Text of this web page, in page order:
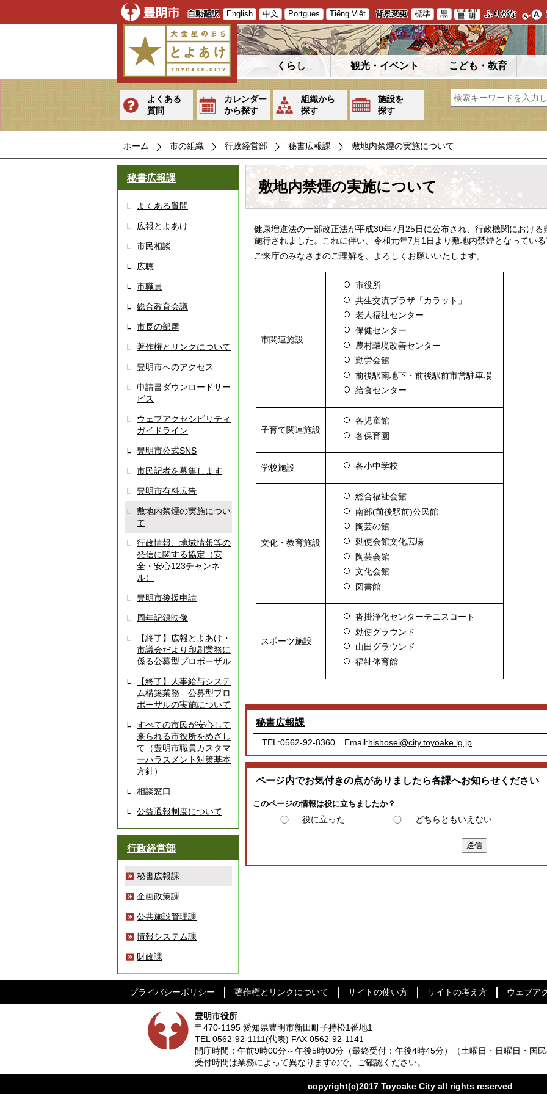
自動翻訳 English 中文 Portgues Tiếng Việt 背景変更 標準 黒 ふりがな
くらし 観光・イベント こども・教育
よくある
質問
カレンダー
から探す
組織から
探す
施設を
探す
ホーム 市の組織 行政経営部 秘書広報課 敷地内禁煙の実施について
秘書広報課
よくある質問
広報とよあけ
市民相談
広聴
市職員
総合教育会議
市長の部屋
著作権とリンクについて
豊明市へのアクセス
申請書ダウンロードサー
ビス
ウェブアクセシビリティ
ガイドライン
豊明市公式SNS
市民記者を募集します
豊明市有料広告
敷地内禁煙の実施につい
て
行政情報、地域情報等の
発信に関する協定（安
全・安心123チャンネ
ル）
豊明市後援申請
周年記録映像
【終了】広報とよあけ・
市議会だより印刷業務に
係る公募型プロポーザル
【終了】人事給与システ
ム構築業務 公募型プロ
ポーザルの実施について
すべての市民が安心して
来られる市役所をめざし
て（豊明市職員カスタマ
ーハラスメント対策基本
方針）
相談窓口
公益通報制度について
行政経営部
秘書広報課
企画政策課
公共施設管理課
情報システム課
財政課
敷地内禁煙の実施について
健康増進法の一部改正法が平成30年7月25日に公布され、行政機関におけ
施行されました。これに伴い、令和元年7月1日より敷地内禁煙となってい
ご来庁のみなさまのご理解を、よろしくお願いいたします。
市関連施設
市役所
共生交流プラザ「カラット」
老人福祉センター
保健センター
農村環境改善センター
勤労会館
前後駅南地下・前後駅前市営駐車場
給食センター
子育て関連施設
各児童館
各保育園
学校施設 各小中学校
文化・教育施設
総合福祉会館
南部(前後駅前)公民館
陶芸の館
勅使会館文化広場
陶芸会館
文化会館
図書館
スポーツ施設
沓掛浄化センターテニスコート
勅使グラウンド
山田グラウンド
福祉体育館
秘書広報課
TEL:0562-92-8360 Email:hishosei@city.toyoake.lg.jp
ページ内でお気付きの点がありましたら各課へお知らせください
このページの情報は役に立ちましたか？
役に立った どちらともいえない
プライバシーポリシー 著作権とリンクについて サイトの使い方 サイトの考え方 ウェブア
豊明市役所
〒470-1195 愛知県豊明市新田町子持松1番地1
TEL 0562-92-1111(代表) FAX 0562-92-1141
開庁時間：午前9時00分～午後5時00分 （最終受付：午後4時45分）
（土曜日・日曜日・国
受付時間は業務によって異なりますので、ご確認ください。
copyright(c)2017 Toyoake City all rights reserved